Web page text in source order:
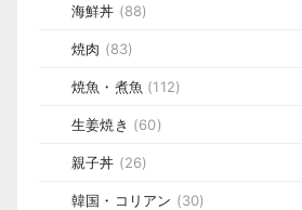
海鮮丼 (88)
焼肉 (83)
焼魚・煮魚 (112)
生姜焼き (60)
親子丼 (26)
韓国・コリアン (30)